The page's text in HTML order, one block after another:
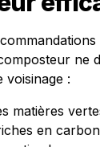
ne
voisinage :
matières
en